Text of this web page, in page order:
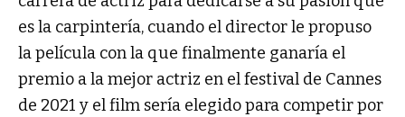
es la carpintería, cuando el director le propuso
la película con la que finalmente ganaría el
premio a la mejor actriz en el festival de Cannes
de 2021 y el film sería elegido para competir por